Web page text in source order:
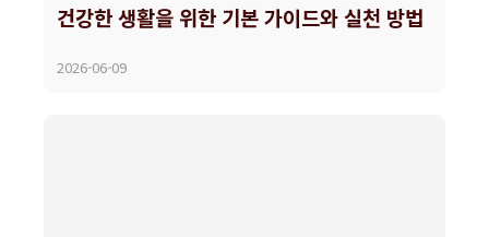
건강한 생활을 위한 기본 가이드와 실천 방법
2026-06-09